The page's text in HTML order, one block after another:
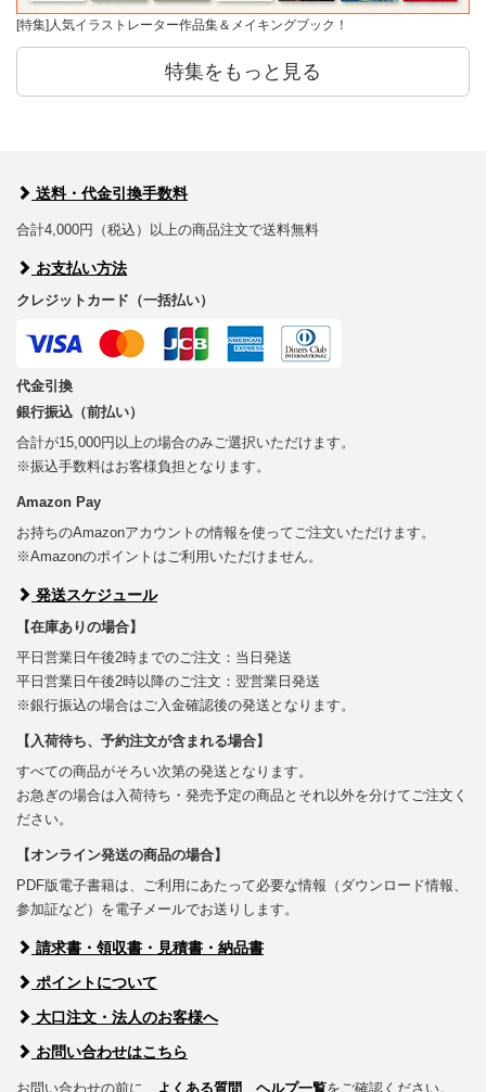
[特集]人気イラストレーター作品集＆メイキングブック！
特集をもっと見る
送料・代金引換手数料
合計4,000円（税込）以上の商品注文で送料無料
お支払い方法
クレジットカード（一括払い）
代金引換
銀行振込（前払い）
合計が15,000円以上の場合のみご選択いただけます。
※振込手数料はお客様負担となります。
Amazon Pay
お持ちのAmazonアカウントの情報を使ってご注文いただけます。
※Amazonのポイントはご利用いただけません。
発送スケジュール
【在庫ありの場合】
平日営業日午後2時までのご注文：当日発送
平日営業日午後2時以降のご注文：翌営業日発送
※銀行振込の場合はご入金確認後の発送となります。
【入荷待ち、予約注文が含まれる場合】
すべての商品がそろい次第の発送となります。
お急ぎの場合は入荷待ち・発売予定の商品とそれ以外を分けてご注文く
ださい。
【オンライン発送の商品の場合】
PDF版電子書籍は、ご利用にあたって必要な情報（ダウンロード情報、
参加証など）を電子メールでお送りします。
請求書・領収書・見積書・納品書
ポイントについて
大口注文・法人のお客様へ
お問い合わせはこちら
お問い合わせの前に、 よくある質問 ヘルプ一覧をご確認ください。